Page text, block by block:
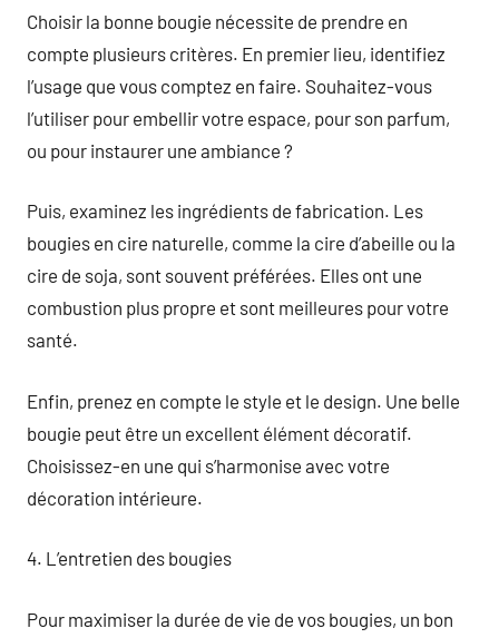
Choisir la bonne bougie nécessite de prendre en
compte plusieurs critères. En premier lieu, identifiez
l’usage que vous comptez en faire. Souhaitez-vous
l’utiliser pour embellir votre espace, pour son parfum,
ou pour instaurer une ambiance ?
Puis, examinez les ingrédients de fabrication. Les
bougies en cire naturelle, comme la cire d’abeille ou la
cire de soja, sont souvent préférées. Elles ont une
combustion plus propre et sont meilleures pour votre
santé.
Enfin, prenez en compte le style et le design. Une belle
bougie peut être un excellent élément décoratif.
Choisissez-en une qui s’harmonise avec votre
décoration intérieure.
4. L’entretien des bougies
Pour maximiser la durée de vie de vos bougies, un bon